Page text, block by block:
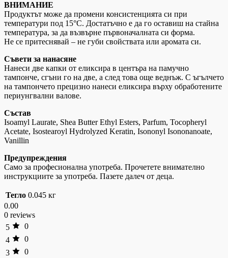
ВНИМАНИЕ
Продуктът може да промени консистенцията си при
температури под 15°C. Достатъчно е да го оставиш на стайна
температура, за да възвърне първоначалната си форма.
Не се притеснявай – не губи свойствата или аромата си.
Съвети за нанасяне
Нанеси две капки от еликсира в центъра на памучно
тампонче, сгъни го на две, а след това още веднъж. С ъгълчето
на тампончето прецизно нанеси еликсира върху обработените
периунгвални валове.
Състав
Isoamyl Laurate, Shea Butter Ethyl Esters, Parfum, Tocopheryl
Acetate, Isostearoyl Hydrolyzed Keratin, Isononyl Isononanoate,
Vanillin
Предупреждения
Само за професионална употреба. Прочетете внимателно
инструкциите за употреба. Пазете далеч от деца.
Тегло 0.045 кг
0.00
0 reviews
5
0
4
0
3
0